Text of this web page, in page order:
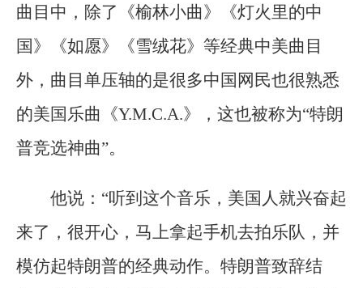
曲目中，除了《榆林小曲》《灯火里的中
国》《如愿》《雪绒花》等经典中美曲目
外，曲目单压轴的是很多中国网民也很熟悉
的美国乐曲《Y.M.C.A.》，这也被称为“特朗
普竞选神曲”。
他说：“听到这个音乐，美国人就兴奋起
来了，很开心，马上拿起手机去拍乐队，并
模仿起特朗普的经典动作。特朗普致辞结